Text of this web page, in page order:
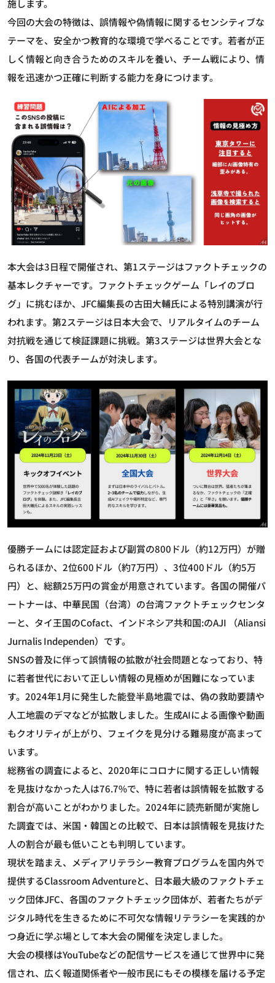
施します。
今回の大会の特徴は、誤情報や偽情報に関するセンシティブな
テーマを、安全かつ教育的な環境で学べることです。若者が正
しく情報と向き合うためのスキルを養い、チーム戦により、情
報を迅速かつ正確に判断する能力を身につけます。
本大会は3日程で開催され、第1ステージはファクトチェックの
基本レクチャーです。ファクトチェックゲーム「レイのブロ
グ」に挑むほか、JFC編集長の古田大輔氏による特別講演が行
われます。第2ステージは日本大会で、リアルタイムのチーム
対抗戦を通じて検証課題に挑戦。第3ステージは世界大会とな
り、各国の代表チームが対決します。
優勝チームには認定証および副賞の800ドル（約12万円）が贈
られるほか、2位600ドル（約7万円）、3位400ドル（約5万
円）と、総額25万円の賞金が用意されています。各国の開催パ
ートナーは、中華民国（台湾）の台湾ファクトチェックセンタ
ーと、タイ王国のCofact、インドネシア共和国:のAJI （Aliansi
Jurnalis Independen）です。
SNSの普及に伴って誤情報の拡散が社会問題となっており、特
に若者世代において正しい情報の見極めが困難になっていま
す。2024年1月に発生した能登半島地震では、偽の救助要請や
人工地震のデマなどが拡散しました。生成AIによる画像や動画
もクオリティが上がり、フェイクを見分ける難易度が高まって
います。
総務省の調査によると、2020年にコロナに関する正しい情報
を見抜けなかった人は76.7%で、特に若者は誤情報を拡散する
割合が高いことがわかりました。2024年に読売新聞が実施し
た調査では、米国・韓国との比較で、日本は誤情報を見抜けた
人の割合が最も低いことも判明しています。
現状を踏まえ、メディアリテラシー教育プログラムを国内外で
提供するClassroom Adventureと、日本最大級のファクトチェ
ック団体JFC、各国のファクトチェック団体が、若者たちがデ
ジタル時代を生きるために不可欠な情報リテラシーを実践的か
つ身近に学ぶ場として本大会の開催を決定しました。
大会の模様はYouTubeなどの配信サービスを通じて世界中に発
信され、広く報道関係者や一般市民にもその模様を届ける予定